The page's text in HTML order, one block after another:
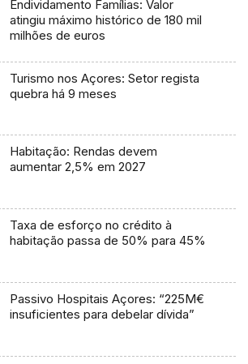
Endividamento Famílias: Valor
atingiu máximo histórico de 180 mil
milhões de euros
Turismo nos Açores: Setor regista
quebra há 9 meses
Habitação: Rendas devem
aumentar 2,5% em 2027
Taxa de esforço no crédito à
habitação passa de 50% para 45%
Passivo Hospitais Açores: “225M€
insuficientes para debelar dívida”